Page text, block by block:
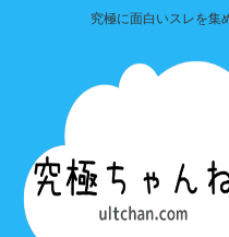
究極に面白いスレを集